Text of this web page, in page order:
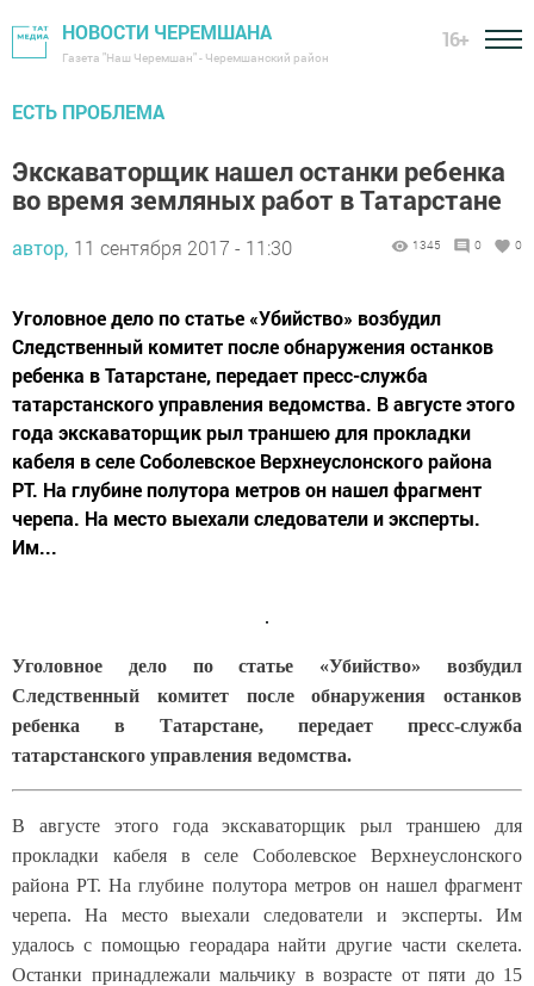
НОВОСТИ ЧЕРЕМШАНА
Газета "Наш Черемшан" - Черемшанский район
16+
ЕСТЬ ПРОБЛЕМА
Экскаваторщик нашел останки ребенка
во время земляных работ в Татарстане
автор, 11 сентября 2017 - 11:30 1345 0 0
Уголовное дело по статье «Убийство» возбудил
Следственный комитет после обнаружения останков
ребенка в Татарстане, передает пресс-служба
татарстанского управления ведомства. В августе этого
года экскаваторщик рыл траншею для прокладки
кабеля в селе Соболевское Верхнеуслонского района
РТ. На глубине полутора метров он нашел фрагмент
черепа. На место выехали следователи и эксперты.
Им...
Уголовное дело по статье «Убийство» возбудил
Следственный комитет после обнаружения останков
ребенка в Татарстане, передает пресс-служба
татарстанского управления ведомства.
В августе этого года экскаваторщик рыл траншею для
прокладки кабеля в селе Соболевское Верхнеуслонского
района РТ. На глубине полутора метров он нашел фрагмент
черепа. На место выехали следователи и эксперты. Им
удалось с помощью георадара найти другие части скелета.
Останки принадлежали мальчику в возрасте от пяти до 15